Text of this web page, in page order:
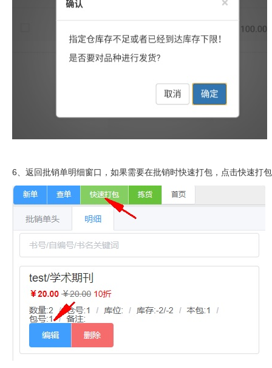
6、返回批销单明细窗口，如果需要在批销时快速打包，点击快速打